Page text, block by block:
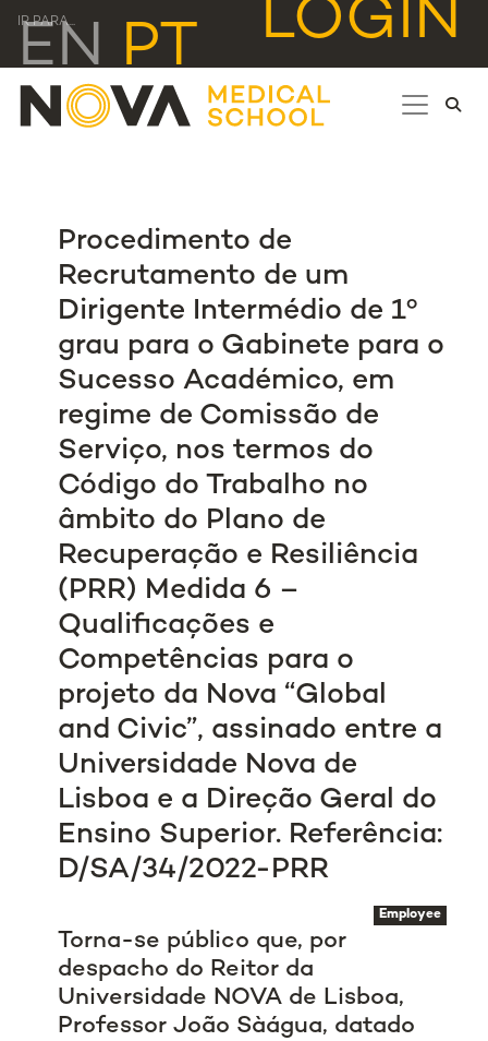
IR PARA... LOGIN
EN PT
Procedimento de
Recrutamento de um
Dirigente Intermédio de 1º
grau para o Gabinete para o
Sucesso Académico, em
regime de Comissão de
Serviço, nos termos do
Código do Trabalho no
âmbito do Plano de
Recuperação e Resiliência
(PRR) Medida 6 –
Qualificações e
Competências para o
projeto da Nova “Global
and Civic”, assinado entre a
Universidade Nova de
Lisboa e a Direção Geral do
Ensino Superior. Referência:
D/SA/34/2022-PRR
Employee
Torna-se público que, por
despacho do Reitor da
Universidade NOVA de Lisboa,
Professor João Sàágua, datado